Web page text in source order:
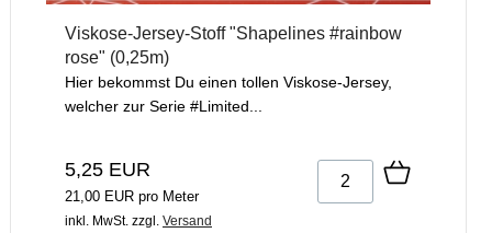
Viskose-Jersey-Stoff "Shapelines #rainbow
rose" (0,25m)
Hier bekommst Du einen tollen Viskose-Jersey,
welcher zur Serie #Limited...
5,25 EUR
21,00 EUR pro Meter
inkl. MwSt. zzgl. Versand